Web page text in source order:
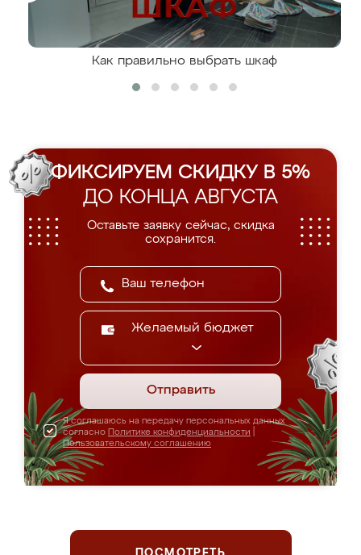
Как правильно выбрать шкаф
ФИКСИРУЕМ СКИДКУ В 5%
ДО КОНЦА АВГУСТА
Оставьте заявку сейчас, скидка
сохранится.
Желаемый бюджет
Отправить
Я соглашаюсь на передачу персональных данных
согласно Политике конфиденциальности
Пользовательскому соглашению